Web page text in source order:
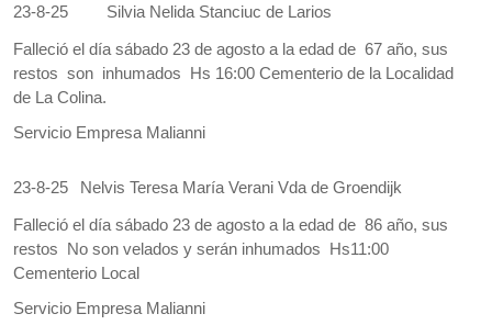
23-8-25 Silvia Nelida Stanciuc de Larios
Falleció el día sábado 23 de agosto a la edad de 67 año, sus
restos son inhumados Hs 16:00 Cementerio de la Localidad
de La Colina.
Servicio Empresa Malianni
23-8-25 Nelvis Teresa María Verani Vda de Groendijk
Falleció el día sábado 23 de agosto a la edad de 86 año, sus
restos No son velados y serán inhumados Hs11:00
Cementerio Local
Servicio Empresa Malianni